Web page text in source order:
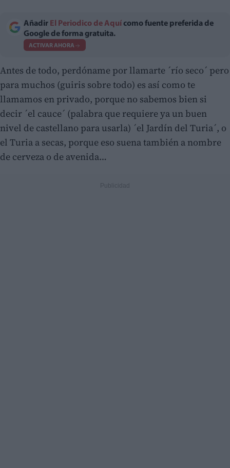
Añadir El Periodico de Aquí como fuente preferida de
Google de forma gratuita.
ACTIVAR AHORA
Antes de todo, perdóname por llamarte ´río seco´ pero
para muchos (guiris sobre todo) es así como te
llamamos en privado, porque no sabemos bien si
decir ´el cauce´ (palabra que requiere ya un buen
nivel de castellano para usarla) ´el Jardín del Turia´, o
el Turia a secas, porque eso suena también a nombre
de cerveza o de avenida…